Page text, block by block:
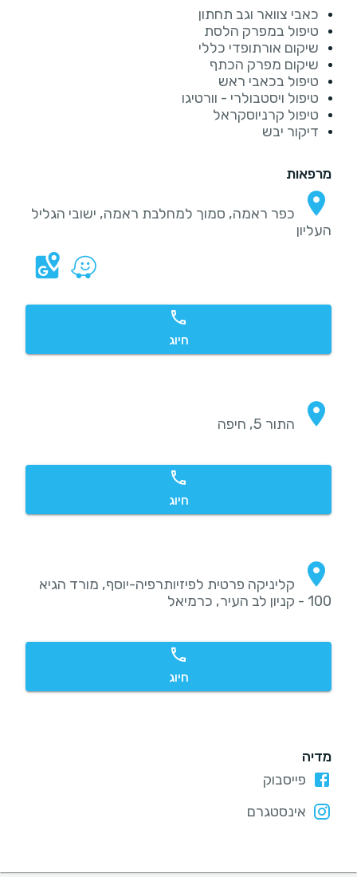
כאבי צוואר וגב תחתון
טיפול במפרק הלסת
שיקום אורתופדי כללי
שיקום מפרק הכתף
טיפול בכאבי ראש
טיפול ויסטבולרי - וורטיגו
טיפול קרניוסקראל
דיקור יבש
מרפאות
כפר ראמה, סמוך למחלבת ראמה, ישובי הגליל
העליון
חיוג
התור 5, חיפה
חיוג
קליניקה פרטית לפיזיותרפיה-יוסף, מורד הגיא
100 - קניון לב העיר, כרמיאל
חיוג
מדיה
פייסבוק
אינסטגרם